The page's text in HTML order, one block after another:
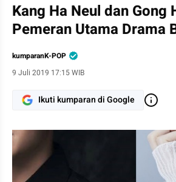
Kang Ha Neul dan Gong
Pemeran Utama Drama
kumparanK-POP
9 Juli 2019 17:15 WIB
Ikuti kumparan di Google